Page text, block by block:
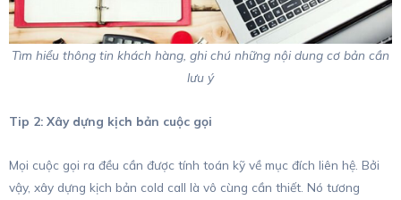
Tìm hiểu thông tin khách hàng, ghi chú những nội dung cơ bản cần
lưu ý
Tip 2: Xây dựng kịch bản cuộc gọi
Mọi cuộc gọi ra đều cần được tính toán kỹ về mục đích liên hệ. Bởi
vậy, xây dựng kịch bản cold call là vô cùng cần thiết. Nó tương